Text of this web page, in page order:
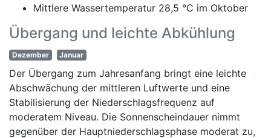
Mittlere Wassertemperatur 28,5 °C im Oktober
Übergang und leichte Abkühlung
Dezember Januar
Der Übergang zum Jahresanfang bringt eine leichte
Abschwächung der mittleren Luftwerte und eine
Stabilisierung der Niederschlagsfrequenz auf
moderatem Niveau. Die Sonnenscheindauer nimmt
gegenüber der Hauptniederschlagsphase moderat zu,